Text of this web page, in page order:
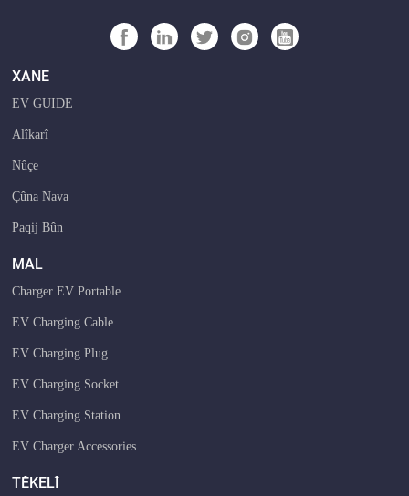
XANE
EV GUIDE
Alîkarî
Nûçe
Çûna Nava
Paqij Bûn
MAL
Charger EV Portable
EV Charging Cable
EV Charging Plug
EV Charging Socket
EV Charging Station
EV Charger Accessories
TÊKELÎ